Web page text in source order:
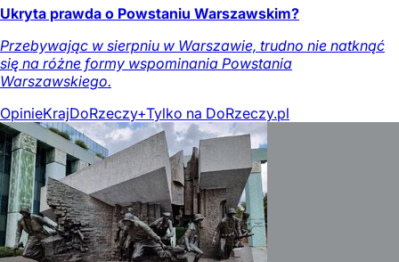
Ukryta prawda o Powstaniu Warszawskim?
Przebywając w sierpniu w Warszawie, trudno nie natknąć
się na różne formy wspominania Powstania
Warszawskiego.
OpinieKrajDoRzeczy+Tylko na DoRzeczy.pl